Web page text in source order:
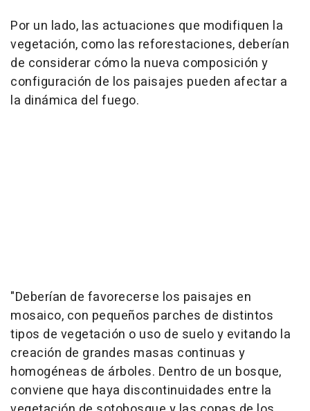
Por un lado, las actuaciones que modifiquen la
vegetación, como las reforestaciones, deberían
de considerar cómo la nueva composición y
configuración de los paisajes pueden afectar a
la dinámica del fuego.
"Deberían de favorecerse los paisajes en
mosaico, con pequeños parches de distintos
tipos de vegetación o uso de suelo y evitando la
creación de grandes masas continuas y
homogéneas de árboles. Dentro de un bosque,
conviene que haya discontinuidades entre la